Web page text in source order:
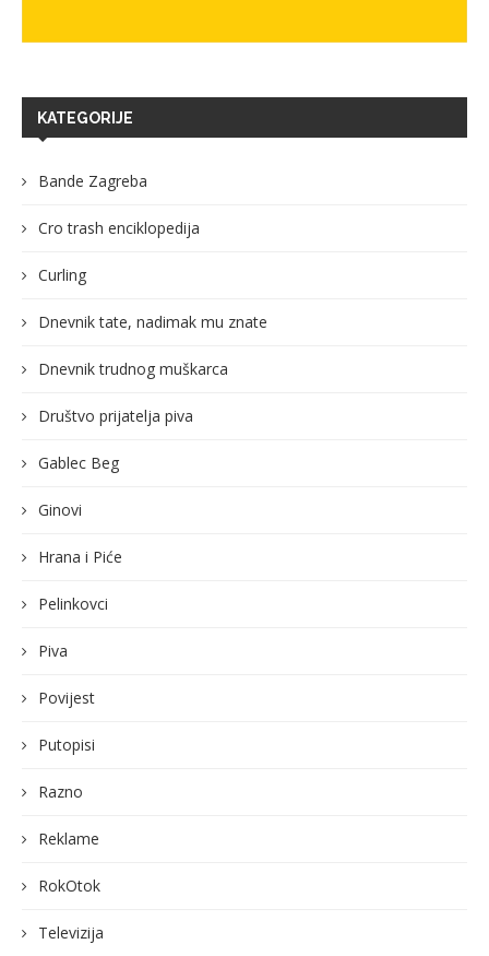
KATEGORIJE
Bande Zagreba
Cro trash enciklopedija
Curling
Dnevnik tate, nadimak mu znate
Dnevnik trudnog muškarca
Društvo prijatelja piva
Gablec Beg
Ginovi
Hrana i Piće
Pelinkovci
Piva
Povijest
Putopisi
Razno
Reklame
RokOtok
Televizija